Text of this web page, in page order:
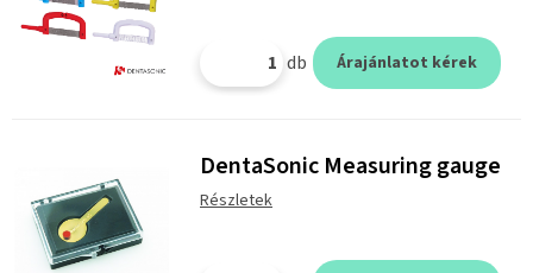
db Árajánlatot kérek
DentaSonic Measuring gauge
Részletek